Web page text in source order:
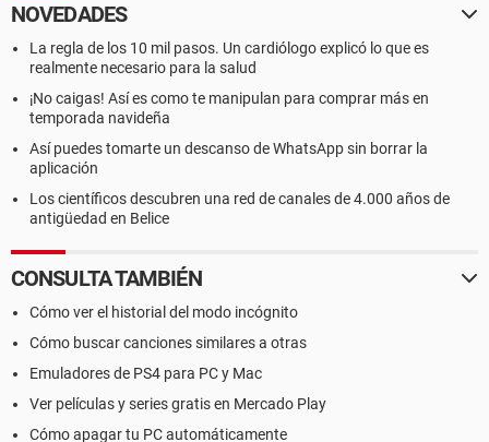
NOVEDADES
La regla de los 10 mil pasos. Un cardiólogo explicó lo que es
realmente necesario para la salud
¡No caigas! Así es como te manipulan para comprar más en
temporada navideña
Así puedes tomarte un descanso de WhatsApp sin borrar la
aplicación
Los científicos descubren una red de canales de 4.000 años de
antigüedad en Belice
CONSULTA TAMBIÉN
Cómo ver el historial del modo incógnito
Cómo buscar canciones similares a otras
Emuladores de PS4 para PC y Mac
Ver películas y series gratis en Mercado Play
Cómo apagar tu PC automáticamente